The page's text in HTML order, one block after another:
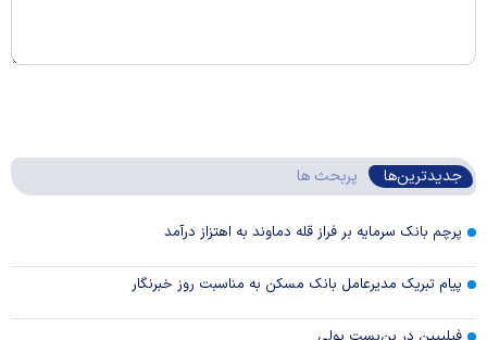
جدیدترین‌ها پربحث ها
پرچم بانک سرمایه بر فراز قله دماوند به اهتزاز درآمد
پیام تبریک مدیرعامل بانک مسکن به مناسبت روز خبرنگار